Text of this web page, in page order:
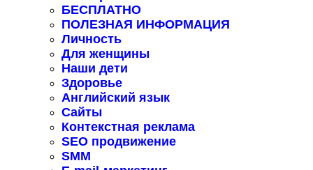
БЕСПЛАТНО
ПОЛЕЗНАЯ ИНФОРМАЦИЯ
Личность
Для женщины
Наши дети
Здоровье
Английский язык
Сайты
Контекстная реклама
SEO продвижение
SMM